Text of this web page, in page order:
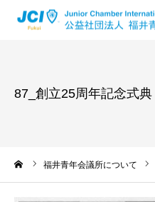
87_創立25周年記念式典
福井青年会議所について
福井JCについて
メンバーの声